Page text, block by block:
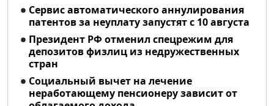
Сервис автоматического аннулирования
патентов за неуплату запустят с 10 августа
Президент РФ отменил спецрежим для
депозитов физлиц из недружественных
стран
Социальный вычет на лечение
неработающему пенсионеру зависит от